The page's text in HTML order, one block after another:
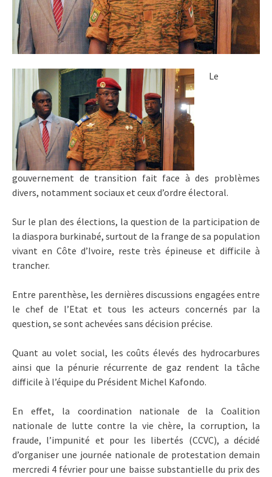
Le
gouvernement de transition fait face à des problèmes
divers, notamment sociaux et ceux d’ordre électoral.
Sur le plan des élections, la question de la participation de
la diaspora burkinabé, surtout de la frange de sa population
vivant en Côte d’Ivoire, reste très épineuse et difficile à
trancher.
Entre parenthèse, les dernières discussions engagées entre
le chef de l’Etat et tous les acteurs concernés par la
question, se sont achevées sans décision précise.
Quant au volet social, les coûts élevés des hydrocarbures
ainsi que la pénurie récurrente de gaz rendent la tâche
difficile à l’équipe du Président Michel Kafondo.
En effet, la coordination nationale de la Coalition
nationale de lutte contre la vie chère, la corruption, la
fraude, l’impunité et pour les libertés (CCVC), a décidé
d’organiser une journée nationale de protestation demain
mercredi 4 février pour une baisse substantielle du prix des